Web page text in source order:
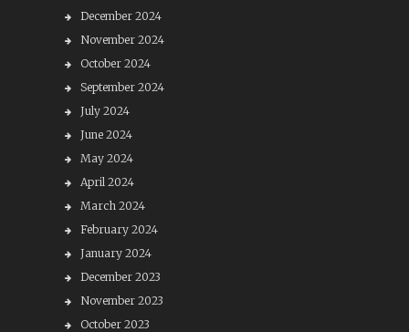
December 2024
November 2024
October 2024
September 2024
July 2024
June 2024
May 2024
April 2024
March 2024
February 2024
January 2024
December 2023
November 2023
October 2023